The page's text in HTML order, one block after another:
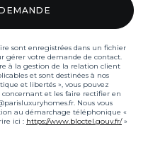
sont enregistrées dans un fichier
gérer votre demande de contact.
à la gestion de la relation client
et sont destinées à nos
et libertés », vous pouvez
concernant et les faire rectifier en
Nous vous
au démarchage téléphonique «
ici : https://www.bloctel.gouv.fr/»